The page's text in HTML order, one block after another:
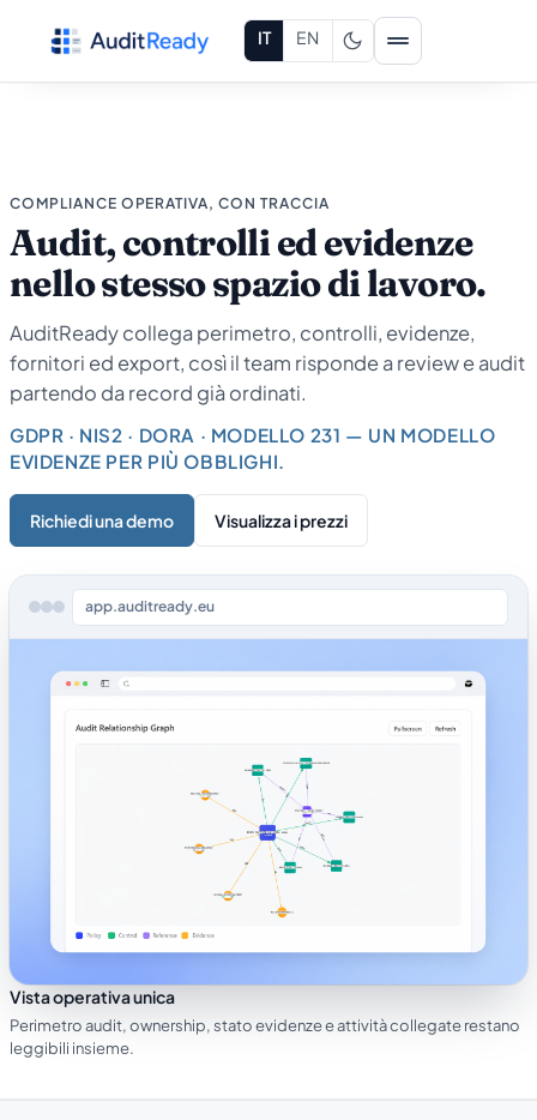
IT EN
COMPLIANCE OPERATIVA, CON TRACCIA
Audit, controlli ed evidenze
nello stesso spazio di lavoro.
AuditReady collega perimetro, controlli, evidenze,
fornitori ed export, così il team risponde a review e audit
partendo da record già ordinati.
GDPR · NIS2 · DORA · MODELLO 231 — UN MODELLO
EVIDENZE PER PIÙ OBBLIGHI.
Richiedi una demo Visualizza i prezzi
app.auditready.eu
Vista operativa unica
Perimetro audit, ownership, stato evidenze e attività collegate restano
leggibili insieme.